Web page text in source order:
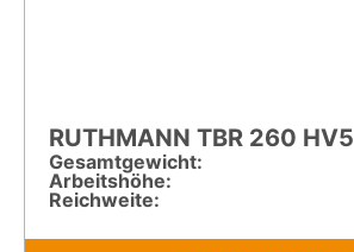
RUTHMANN TBR 260 HV5
Gesamt­gewicht:
Arbeitshöhe:
Reichweite: